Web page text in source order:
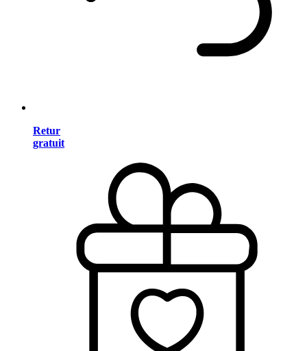
Retur
gratuit